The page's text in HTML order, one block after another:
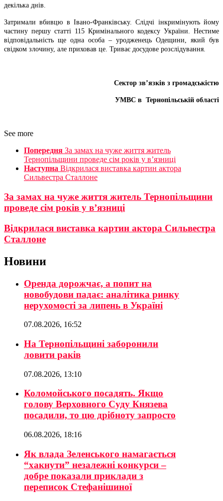
декілька днів.
Затримали вбивцю в Івано-Франківську. Слідчі інкримінують йому
частину першу статті 115 Кримінального кодексу України. Нестиме
відповідальність ще одна особа – уродженець Одещини, який був
свідком злочину, але приховав це. Триває досудове розслідування.
Сектор зв’язків з громадськістю
УМВС в Тернопільській області
See more
Попередня За замах на чуже життя житель
Тернопільщини проведе сім років у в’язниці
Наступна Відкрилася виставка картин актора
Сильвестра Сталлоне
За замах на чуже життя житель Тернопільщини
проведе сім років у в’язниці
Відкрилася виставка картин актора Сильвестра
Сталлоне
Новини
Оренда дорожчає, а попит на
новобудови падає: аналітика ринку
нерухомості за липень в Україні
07.08.2026, 16:52
На Тернопільщині заборонили
ловити раків
07.08.2026, 13:10
Коломойського посадять. Якщо
голову Верховного Суду Князева
посадили, то цю дрібноту запросто
06.08.2026, 18:16
Як влада Зеленського намагається
“хакнути” незалежні конкурси –
добре показали приклади з
переписок Стефанішиної